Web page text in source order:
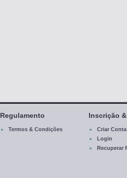
Regulamento
Termos & Condições
Inscrição
Criar Conta
Login
Recuperar